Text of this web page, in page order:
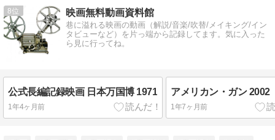
8 映画無料動画資料館
巷に溢れる映画の動画（解説/音楽/吹替/メイキング/イン
タビューなど）を片っ端から記録してます。気に入った
ら見に行ってね。
公式長編記録映画 日本万国博 1971
1年4ヶ月前
アメリカン・ガン 2002
1年7ヶ月前